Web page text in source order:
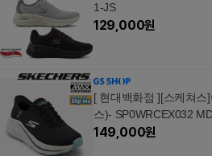
1-JS
129,000원
[ 현대백화점 ][스케쳐스
스)- SP0WRCEX032
149,000원